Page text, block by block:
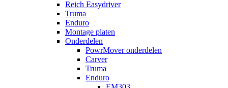
Reich Easydriver
Truma
Enduro
Montage platen
Onderdelen
PowrMover onderdelen
Carver
Truma
Enduro